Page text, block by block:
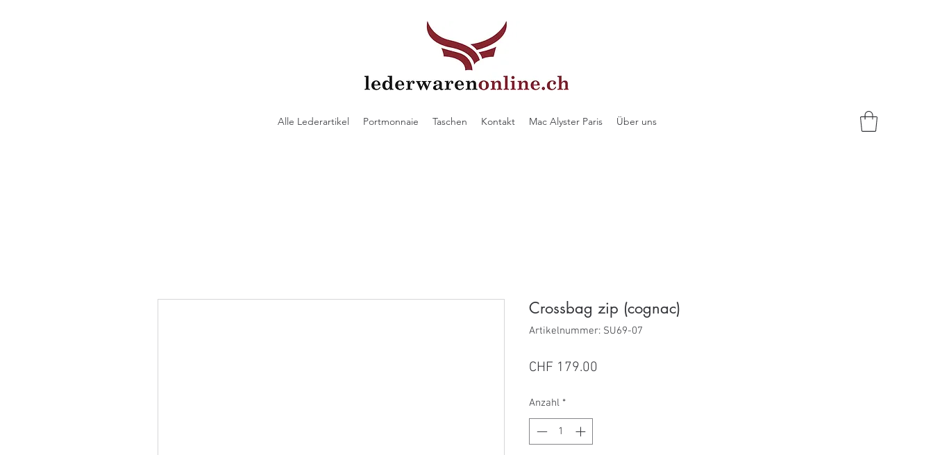
Alle Lederartikel Portmonnaie Taschen Kontakt Mac Alyster Paris Über uns
Crossbag zip (cognac)
Artikelnummer: SU69-07
CHF 179.00
Anzahl *